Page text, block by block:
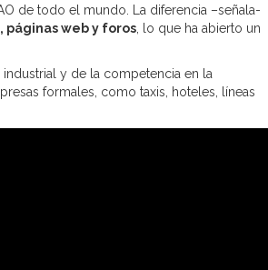
de todo el mundo. La diferencia –señala-
páginas web y foros , lo que ha abierto un
y de la competencia en la
formales, como taxis, hoteles, líneas